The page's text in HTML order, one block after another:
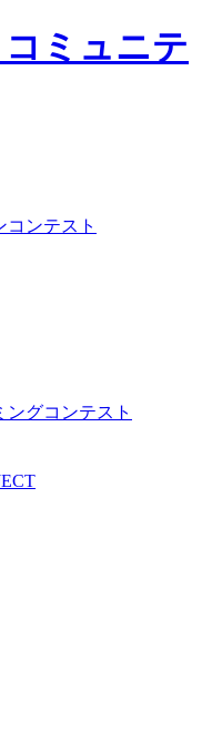
ンテスト
グコンテスト